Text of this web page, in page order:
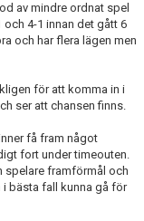
av mindre ordnat spel
4-1 innan det gått 6
och har flera lägen men
för att komma in i
ser att chansen finns.
få fram något
fort under timeouten.
spelare framförmål och
bästa fall kunna gå för